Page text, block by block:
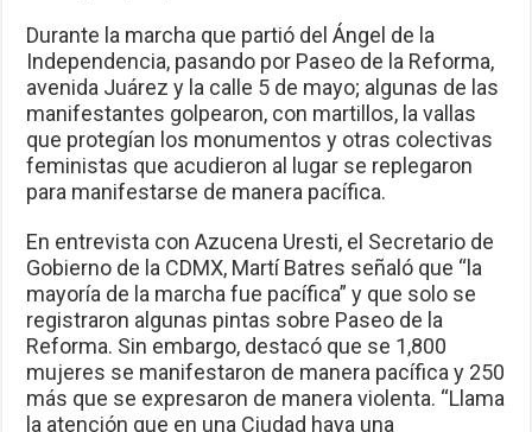
Durante la marcha que partió del Ángel de la
Independencia, pasando por Paseo de la Reforma,
avenida Juárez y la calle 5 de mayo; algunas de las
manifestantes golpearon, con martillos, la vallas
que protegían los monumentos y otras colectivas
feministas que acudieron al lugar se replegaron
para manifestarse de manera pacífica.
En entrevista con Azucena Uresti, el Secretario de
Gobierno de la CDMX, Martí Batres señaló que “la
mayoría de la marcha fue pacífica” y que solo se
registraron algunas pintas sobre Paseo de la
Reforma. Sin embargo, destacó que se 1,800
mujeres se manifestaron de manera pacífica y 250
más que se expresaron de manera violenta. “Llama
la atención que en una Ciudad haya una